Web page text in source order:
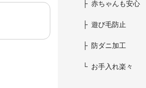
赤ちゃんも安心
遊び毛防止
防ダニ加工
お手入れ楽々